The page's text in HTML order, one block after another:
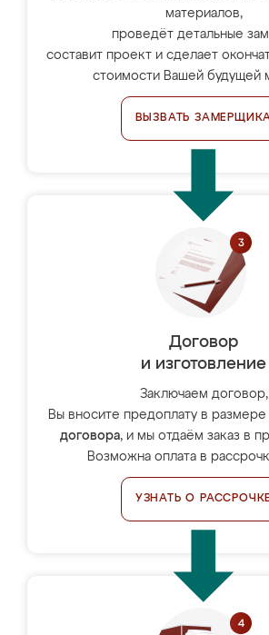
материалов,
проведёт детальные
составит проект и сделает
стоимости Вашей будущей
ВЫЗВАТЬ
Договор
и изготовление
Заключаем договор,
Вы вносите предоплату в размере
договора, и мы отдаём заказ в
Возможна оплата в
УЗНАТЬ О РАССРОЧКЕ